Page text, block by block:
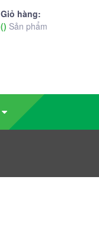
Giỏ hàng:
() Sản phẩm